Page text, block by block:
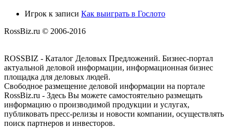
Игрок к записи Как выиграть в Гослото
RossBiz.ru © 2006-2016
ROSSBIZ - Каталог Деловых Предложений. Бизнес-портал
актуальной деловой информации, информационная бизнес
площадка для деловых людей.
Свободное размещение деловой информации на портале
RossBiz.ru - Здесь Вы можете самостоятельно размещать
информацию о производимой продукции и услугах,
публиковать пресс-релизы и новости компании, осуществлять
поиск партнеров и инвесторов.